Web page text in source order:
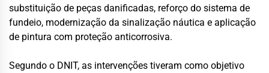
substituição de peças danificadas, reforço do sistema de
fundeio, modernização da sinalização náutica e aplicação
de pintura com proteção anticorrosiva.
Segundo o DNIT, as intervenções tiveram como objetivo